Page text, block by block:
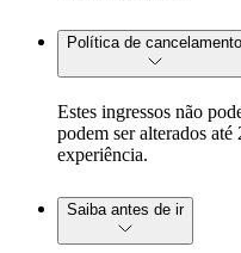
Política de cancelamento
Estes ingressos não
podem ser alterados
experiência.
Saiba antes de ir